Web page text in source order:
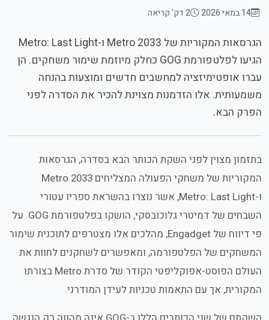
14 במאי 2026 2 דק' קריאה
הגרסאות המקוריות של Metro 2033 ו-Metro: Last Light
הגיעו לפלטפורמת GOG כחלק מיוזמת שימור משחקים. הן
עברו אופטימיזציה למחשבים חדשים ומוצעות בהנחה
משמעותית. אלו הזדמנות מצוינת להכיר את הסדרה לפני
הפרק הבא.
בתזמון מצוין לפני השקת הכותר הבא בסדרה, הגרסאות
המקוריות של משחקי הפעולה המצליחים Metro 2033
ו-Metro: Last Light, אשר נוצרו בהשראת ספריו עטורי
השבחים של דמיטרי גלוכובסקי, הושקו בפלטפורמת GOG. על
פי דיווח של Engadget, מהלכים אלו מצטרפים לתוכנית שימור
המשחקים של הפלטפורמה, ומאפשרים לשחקנים לחוות את
העולם הפוסט-אפוקליפטי הקודר של סדרת Metro בצורתו
המקורית, אך עם התאמות טכניות לעידן המודרני.